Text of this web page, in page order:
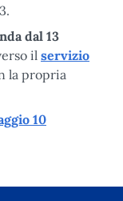
dal 13
il servizio
la propria
10